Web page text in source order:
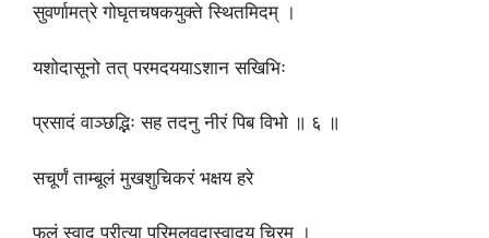
सुवर्णामत्रे गोघृतचषकयुक्ते स्थितमिदम् ।
यशोदासूनो तत् परमदययाऽशान सखिभिः
प्रसादं वाञ्छद्भिः सह तदनु नीरं पिब विभो ॥ ६ ॥
सचूर्णं ताम्बूलं मुखशुचिकरं भक्षय हरे
फलं स्वादु प्रीत्या परिमलवदास्वादय चिरम् ।